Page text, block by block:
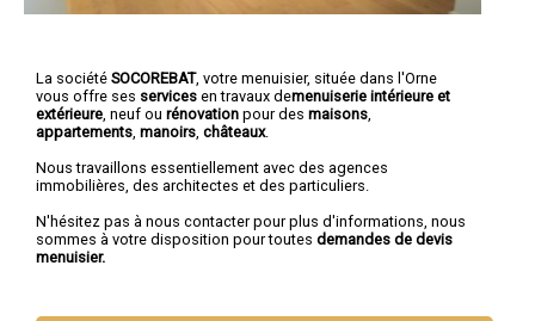
La société SOCOREBAT, votre menuisier, située dans l'Orne
vous offre ses services en travaux demenuiserie intérieure et
extérieure , neuf ou rénovation pour des maisons
appartements manoirs châteaux.
Nous travaillons essentiellement avec des agences
immobilières, des architectes et des particuliers.
N'hésitez pas à nous contacter pour plus d'informations, nous
sommes à votre disposition pour toutes demandes de devis
menuisier.